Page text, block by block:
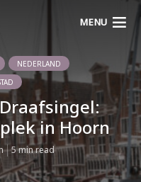
MENU
NEDERLAND
in Hoorn
5 min read